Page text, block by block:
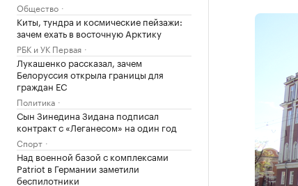
Общество
Киты, тундра и космические пейзажи:
зачем ехать в восточную Арктику
РБК и УК Первая
Лукашенко рассказал, зачем
Белоруссия открыла границы для
граждан ЕС
Политика
Сын Зинедина Зидана подписал
контракт с «Леганесом» на один год
Спорт
Над военной базой с комплексами
Patriot в Германии заметили
беспилотники